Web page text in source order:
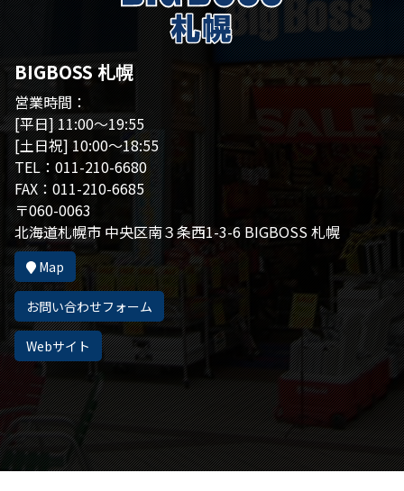
BIGBOSS 札幌
営業時間：
[平日] 11:00～19:55
[土日祝] 10:00～18:55
TEL：011-210-6680
FAX：011-210-6685
〒060-0063
北海道札幌市 中央区南３条西1-3-6 BIGBOSS 札幌
Map
お問い合わせフォーム
Webサイト